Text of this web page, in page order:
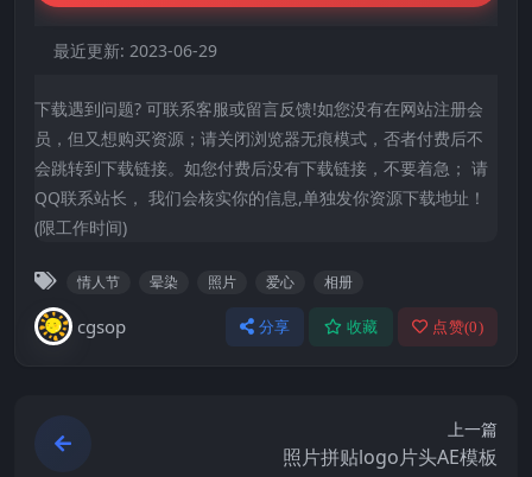
最近更新: 2023-06-29
下载遇到问题? 可联系客服或留言反馈!如您没有在网站注册会
员，但又想购买资源；请关闭浏览器无痕模式，否者付费后不
会跳转到下载链接。如您付费后没有下载链接，不要着急； 请
QQ联系站长， 我们会核实你的信息,单独发你资源下载地址！
(限工作时间)
情人节 晕染 照片 爱心 相册
cgsop 分享 收藏 点赞(0)
上一篇
照片拼贴logo片头AE模板